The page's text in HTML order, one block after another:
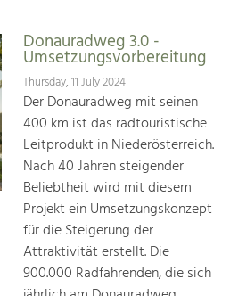
Donauradweg 3.0 -
Umsetzungsvorbereitung
Thursday, 11 July 2024
Der Donauradweg mit seinen
400 km ist das radtouristische
Leitprodukt in Niederösterreich.
Nach 40 Jahren steigender
Beliebtheit wird mit diesem
Projekt ein Umsetzungskonzept
für die Steigerung der
Attraktivität erstellt. Die
900.000 Radfahrenden, die sich